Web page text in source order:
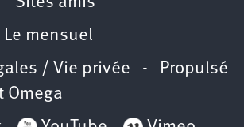
Le mensuel
/ Vie privée - Propulsé
Omega